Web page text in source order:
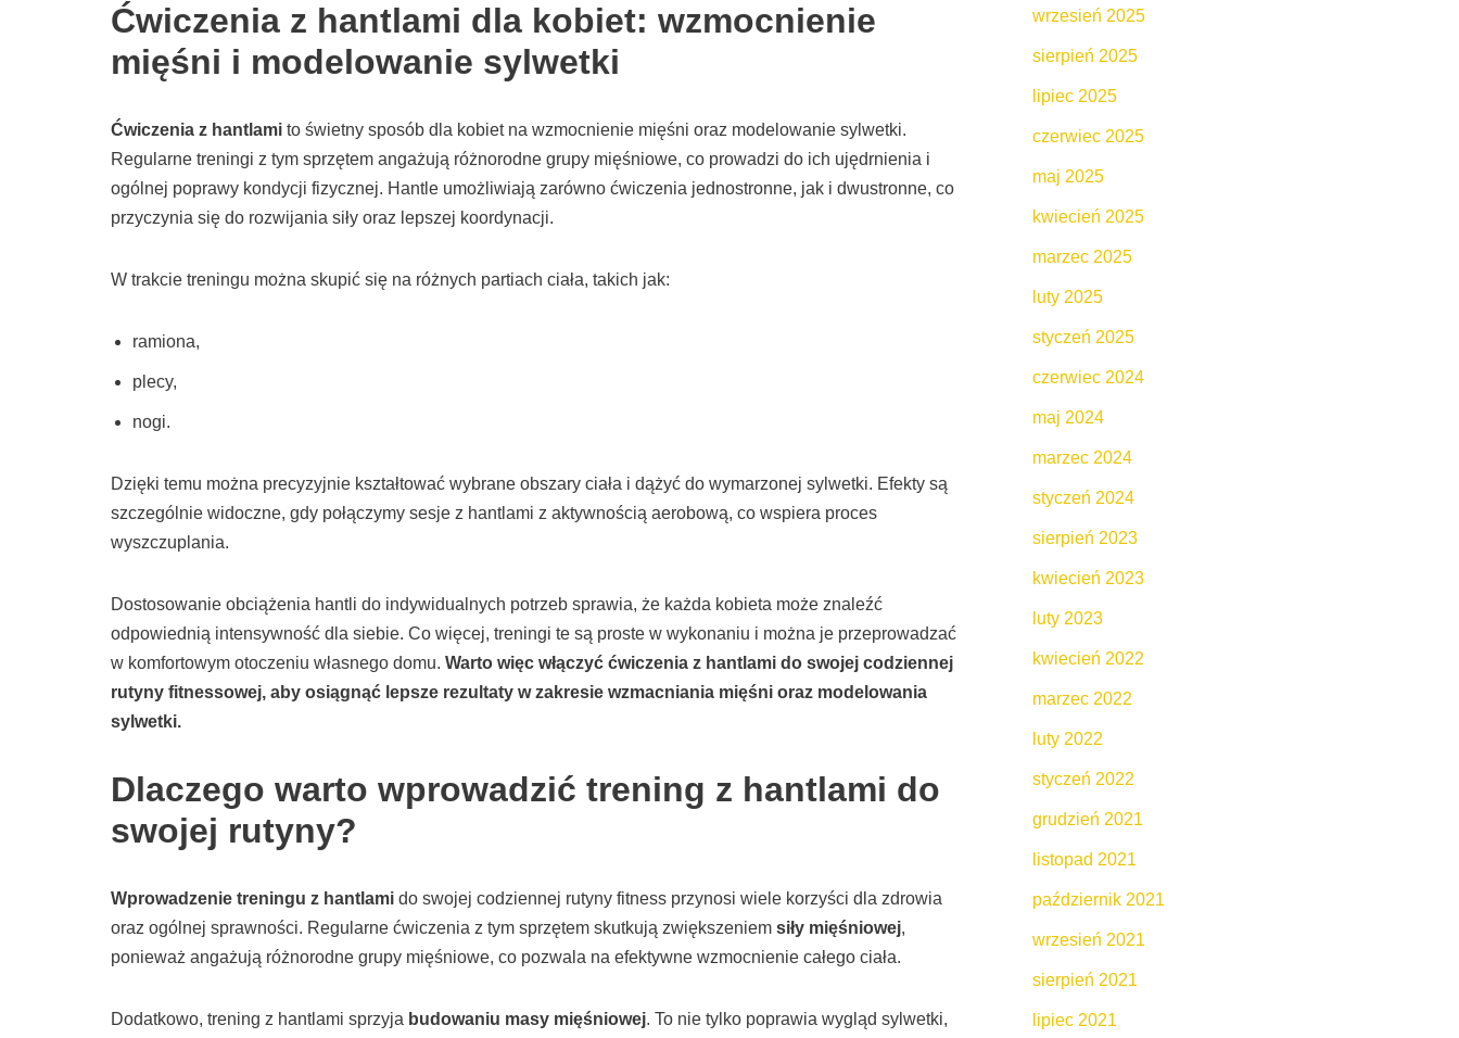
Ćwiczenia z hantlami dla kobiet: wzmocnienie
mięśni i modelowanie sylwetki
Ćwiczenia z hantlami to świetny sposób dla kobiet na wzmocnienie mięśni oraz modelowanie sylwetki.
Regularne treningi z tym sprzętem angażują różnorodne grupy mięśniowe, co prowadzi do ich ujędrnienia i
ogólnej poprawy kondycji fizycznej. Hantle umożliwiają zarówno ćwiczenia jednostronne, jak i dwustronne, co
przyczynia się do rozwijania siły oraz lepszej koordynacji.
W trakcie treningu można skupić się na różnych partiach ciała, takich jak:
ramiona,
plecy,
nogi.
Dzięki temu można precyzyjnie kształtować wybrane obszary ciała i dążyć do wymarzonej sylwetki. Efekty są
szczególnie widoczne, gdy połączymy sesje z hantlami z aktywnością aerobową, co wspiera proces
wyszczuplania.
Dostosowanie obciążenia hantli do indywidualnych potrzeb sprawia, że każda kobieta może znaleźć
odpowiednią intensywność dla siebie. Co więcej, treningi te są proste w wykonaniu i można je przeprowadzać
w komfortowym otoczeniu własnego domu. Warto więc włączyć ćwiczenia z hantlami do swojej codziennej
rutyny fitnessowej, aby osiągnąć lepsze rezultaty w zakresie wzmacniania mięśni oraz modelowania
sylwetki.
Dlaczego warto wprowadzić trening z hantlami do
swojej rutyny?
Wprowadzenie treningu z hantlami do swojej codziennej rutyny fitness przynosi wiele korzyści dla zdrowia
oraz ogólnej sprawności. Regularne ćwiczenia z tym sprzętem skutkują zwiększeniem siły mięśniowej,
ponieważ angażują różnorodne grupy mięśniowe, co pozwala na efektywne wzmocnienie całego ciała.
Dodatkowo, trening z hantlami sprzyja budowaniu masy mięśniowej. To nie tylko poprawia wygląd sylwetki,
wrzesień 2025
sierpień 2025
lipiec 2025
czerwiec 2025
maj 2025
kwiecień 2025
marzec 2025
luty 2025
styczeń 2025
czerwiec 2024
maj 2024
marzec 2024
styczeń 2024
sierpień 2023
kwiecień 2023
luty 2023
kwiecień 2022
marzec 2022
luty 2022
styczeń 2022
grudzień 2021
listopad 2021
październik 2021
wrzesień 2021
sierpień 2021
lipiec 2021